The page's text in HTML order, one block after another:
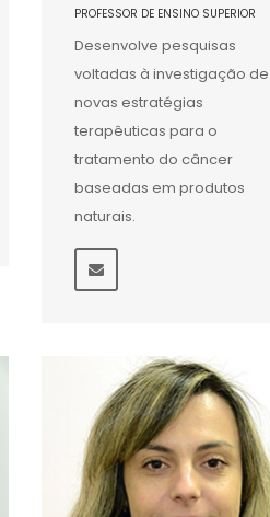
PROFESSOR DE ENSINO SUPERIOR
Desenvolve pesquisas
voltadas à investigação de
novas estratégias
terapêuticas para o
tratamento do câncer
baseadas em produtos
naturais.